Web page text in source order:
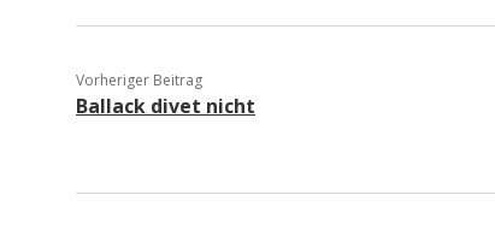
Vorheriger Beitrag
Ballack divet nicht